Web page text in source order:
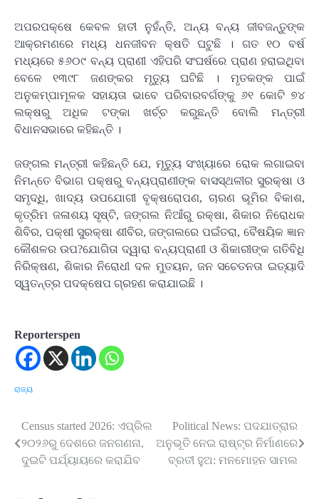
ଅପରପକ୍ଷେ କେବଳ ହାତୀ ନୁହଁନ୍ତି, ଅନ୍ୟ ବନ୍ୟ ଜୀବଜନ୍ତୁଙ୍କ
ଆକ୍ରମଣରେ ମଧ୍ୟ ଧନଜୀବନ କ୍ଷତି ଘଟୁଛି । ଗତ ୧୦ ବର୍ଷ
ମଧ୍ୟରେ ୫୬୦୯ ବନ୍ୟ ପ୍ରାଣୀ ଏହିପରି ସଂଘର୍ଷରେ ପ୍ରାଣ ହରାଇଥିବା
ବେଳେ ୧୩୯୮ ଜଣଙ୍କର ମୃତ୍ୟୁ ଘଟିଛି । ମୃତକଙ୍କ ପାଇଁ
ଅନୁକମ୍ପାମୂଳକ ସହାୟତା ଭାବେ ପରିବାରବର୍ଗଙ୍କୁ ୬୧ କୋଟି ୭୪
ଲକ୍ଷରୁ ଅଧିକ ଟଙ୍କା ଖର୍ଚ୍ଚ କରୁଛନ୍ତି ବୋଲି ମନ୍ତ୍ରୀ
ବିଧାନସଭାରେ କହିଛନ୍ତି ।
ଜଙ୍ଗଲ ମନ୍ତ୍ରୀ କହିଛନ୍ତି ଯେ, ମୃତ୍ୟୁ ସଂଖ୍ୟାରେ ରୋକ ଲଗାଇବା
ନିମନ୍ତେ ବିଭାଗ ପକ୍ଷରୁ ବନ୍ୟପ୍ରାଣୀଙ୍କ ବାସସ୍ଥଳୀର ସୁରକ୍ଷା ଓ
ସମୃଦ୍ଧି, ଖାଦ୍ୟ ଉପଯୋଗୀ ବୃକ୍ଷରୋପଣ, ଚାରଣ ଭୂମିର ବିକାଶ,
କୃତ୍ରିମ ଜଳାଶୟ ସୃଷ୍ଟି, ଜଙ୍ଗଲ ନିଆଁରୁ ରକ୍ଷା, ଶିକାର ନିରୋଧକ
ଶିବିର, ପକ୍ଷୀ ସୁରକ୍ଷା ଶୀବିର, ଜଙ୍ଗଲରେ ପଇଁତରା, ବୈଷୟିକ ଜ୍ଞାନ
କୌଶଳର ଉପ?ଯୋଗିତା ଦ୍ୱାରା ବନ୍ୟପ୍ରାଣୀ ଓ ଶିକାରୀଙ୍କ ଗତିବିଧି
ନିରିକ୍ଷଣ, ଶିକାର ନିରୋଧୀ ଦଳ ମୁତୟନ, ଜନ ସଚେତନତା ଇତ୍ୟାଦି
ସ୍ୱତନ୍ତ୍ର ପଦକ୍ଷେପ ଗ୍ରହଣ କରାଯାଇଛି ।
Reporterspen
ରାଜ୍ୟ
Post
navigation
Census started 2026: ଏପ୍ରିଲ
୨୦୨୬ରୁ ଦେଶରେ ଜନଗଣନା,
ଦୁଇଟି ପର୍ଯ୍ୟାୟରେ କରାଯିବ
Political News: ପଦଯାତ୍ରାର
ଅନୁଭୂତି ନେଇ ରାଷ୍ଟ୍ର ନିର୍ମାଣରେ
ବ୍ରତୀ ହୁଅ: ମନମୋହନ ସାମଲ